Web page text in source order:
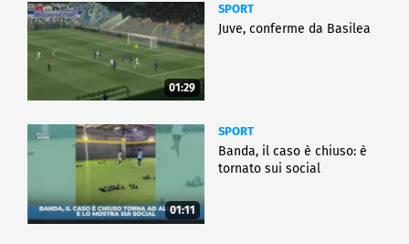
01:29
SPORT
Juve, conferme da Basilea
01:11
SPORT
Banda, il caso è chiuso: è
tornato sui social